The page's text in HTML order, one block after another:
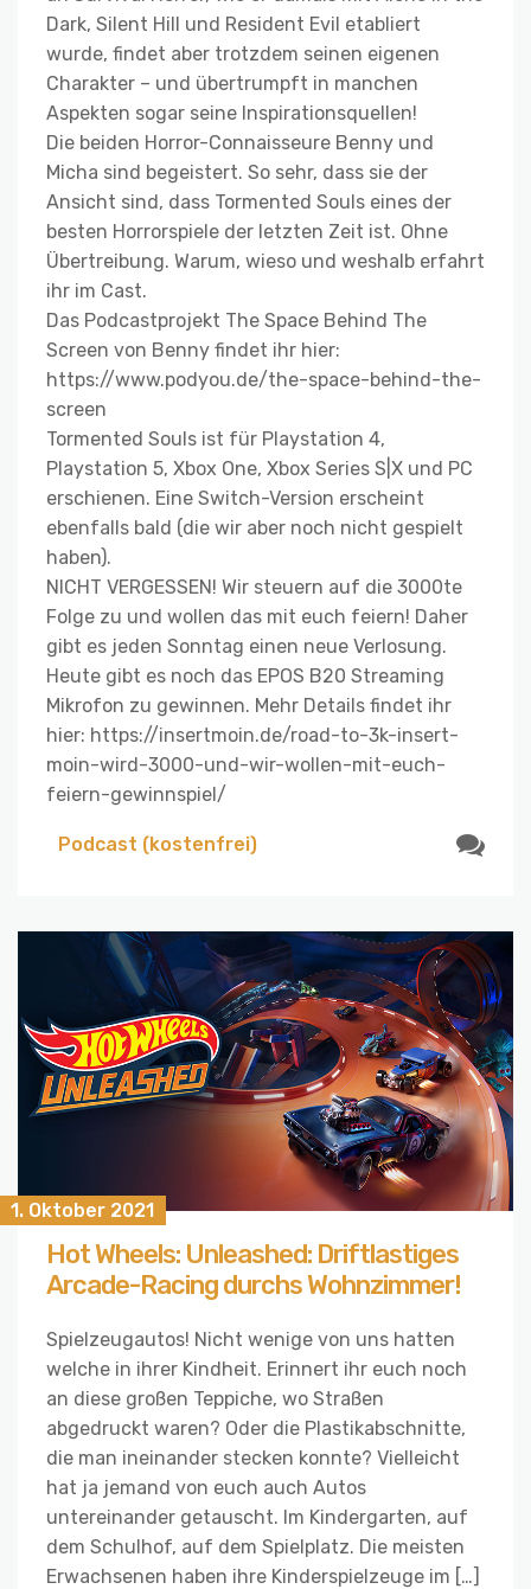
Dark, Silent Hill und Resident Evil etabliert
wurde, findet aber trotzdem seinen eigenen
Charakter – und übertrumpft in manchen
Aspekten sogar seine Inspirationsquellen!
Die beiden Horror-Connaisseure Benny und
Micha sind begeistert. So sehr, dass sie der
Ansicht sind, dass Tormented Souls eines der
besten Horrorspiele der letzten Zeit ist. Ohne
Übertreibung. Warum, wieso und weshalb erfahrt
ihr im Cast.
Das Podcastprojekt The Space Behind The
Screen von Benny findet ihr hier:
https://www.podyou.de/the-space-behind-the-
screen
Tormented Souls ist für Playstation 4,
Playstation 5, Xbox One, Xbox Series S|X und PC
erschienen. Eine Switch-Version erscheint
ebenfalls bald (die wir aber noch nicht gespielt
haben).
NICHT VERGESSEN! Wir steuern auf die 3000te
Folge zu und wollen das mit euch feiern! Daher
gibt es jeden Sonntag einen neue Verlosung.
Heute gibt es noch das EPOS B20 Streaming
Mikrofon zu gewinnen. Mehr Details findet ihr
hier: https://insertmoin.de/road-to-3k-insert-
moin-wird-3000-und-wir-wollen-mit-euch-
feiern-gewinnspiel/
Podcast (kostenfrei)
1. Oktober 2021
Hot Wheels: Unleashed: Driftlastiges
Arcade-Racing durchs Wohnzimmer!
Spielzeugautos! Nicht wenige von uns hatten
welche in ihrer Kindheit. Erinnert ihr euch noch
an diese großen Teppiche, wo Straßen
abgedruckt waren? Oder die Plastikabschnitte,
die man ineinander stecken konnte? Vielleicht
hat ja jemand von euch auch Autos
untereinander getauscht. Im Kindergarten, auf
dem Schulhof, auf dem Spielplatz. Die meisten
Erwachsenen haben ihre Kinderspielzeuge im […]